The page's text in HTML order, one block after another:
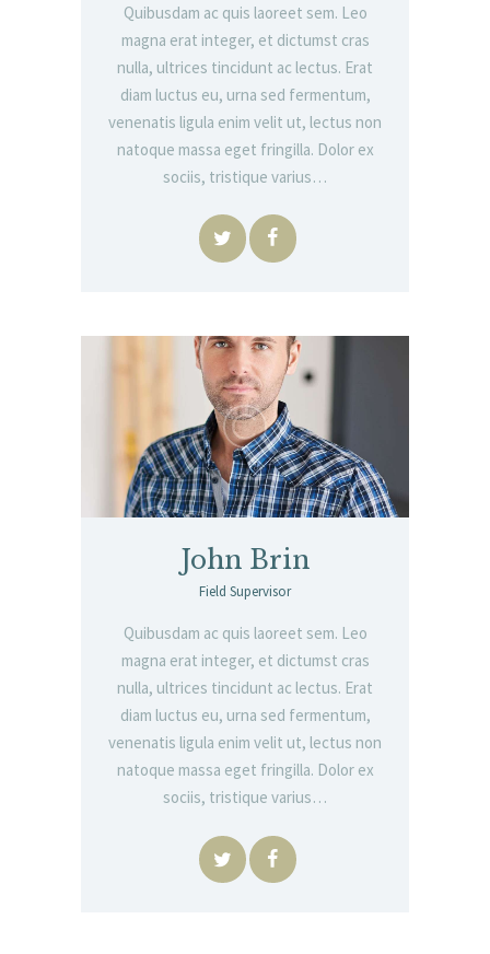
Quibusdam ac quis laoreet sem. Leo
magna erat integer, et dictumst cras
nulla, ultrices tincidunt ac lectus. Erat
diam luctus eu, urna sed fermentum,
venenatis ligula enim velit ut, lectus non
natoque massa eget fringilla. Dolor ex
sociis, tristique varius…
John Brin
Field Supervisor
Quibusdam ac quis laoreet sem. Leo
magna erat integer, et dictumst cras
nulla, ultrices tincidunt ac lectus. Erat
diam luctus eu, urna sed fermentum,
venenatis ligula enim velit ut, lectus non
natoque massa eget fringilla. Dolor ex
sociis, tristique varius…